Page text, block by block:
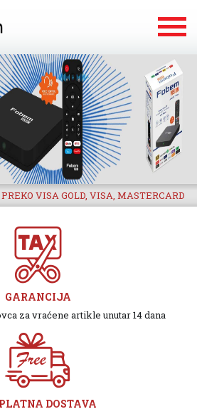
VISA GOLD, VISA, MASTERCARD
GARANCIJA
za vraćene artikle unutar 14 dana
DOSTAVA